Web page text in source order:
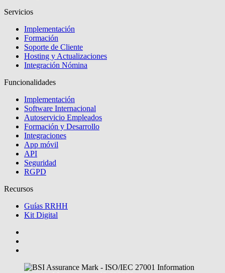
Servicios
Implementación
Formación
Soporte de Cliente
Hosting y Actualizaciones
Integración Nómina
Funcionalidades
Implementación
Software Internacional
Autoservicio Empleados
Formación y Desarrollo
Integraciones
App móvil
API
Seguridad
RGPD
Recursos
Guías RRHH
Kit Digital